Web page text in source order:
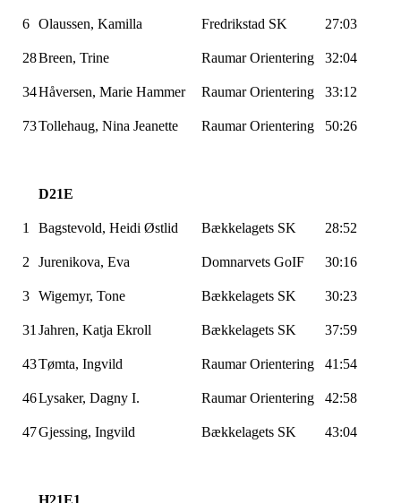
6 Olaussen, Kamilla Fredrikstad SK 27:03
28Breen, Trine RaumarOrientering 32:04
34Håversen, Marie Hammer RaumarOrientering 33:12
73Tollehaug, Nina Jeanette RaumarOrientering 50:26
D21E
1 Bagstevold, Heidi Østlid Bækkelagets SK 28:52
2 Jurenikova, Eva Domnarvets GoIF 30:16
3 Wigemyr, Tone Bækkelagets SK 30:23
31 Jahren, Katja Ekroll Bækkelagets SK 37:59
43Tømta, Ingvild RaumarOrientering 41:54
46Lysaker, Dagny I. RaumarOrientering 42:58
47Gjessing, Ingvild Bækkelagets SK 43:04
H21E1